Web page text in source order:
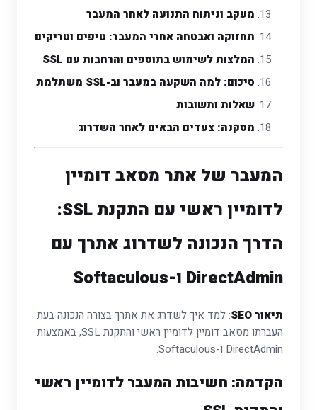
מעקב וניתוח התנועה לאחר המעבר
תחזוקה ואבטחה אחרי המעבר: טיפים וטריקים
המלצות לשימוש בתוספים והרחבות עם SSL
סיכום: למה השקעה במעבר וב-SSL משתלמת
שאלות ותשובות
מסקנה: צעדים הבאים לאחר השדרוג
המעבר של אתר מסאב דומיין
לדומיין ראשי עם התקנת SSL:
הדרך הנכונה לשדרוג אתרך עם
DirectAdmin ו-Softaculous
תיאור SEO
: למד איך לשדרג את אתרך בצורה הנכונה בעת
העברתו מסאב דומיין לדומיין ראשי והתקנת SSL, באמצעות
DirectAdmin ו-Softaculous.
הקדמה: חשיבות המעבר לדומיין ראשי